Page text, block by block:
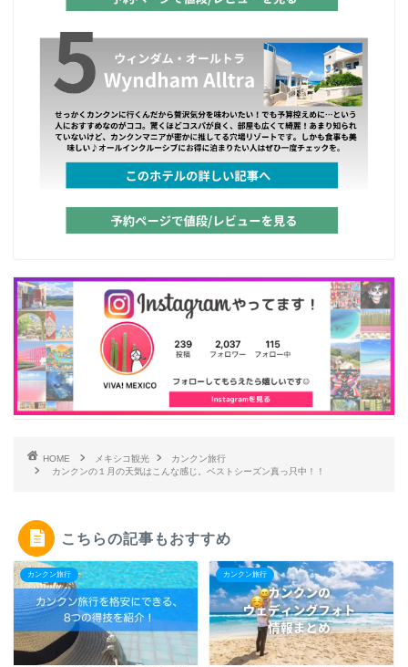
HOME メキシコ観光
カンクン旅行
カンクンの１月の天気はこんな感じ。ベストシーズン真っ只中！！
こちらの記事もおすすめ
カンクン旅行 カンクン旅行